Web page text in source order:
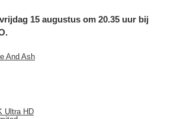
15 augustus om 20.35 uur bij
And Ash
Ultra HD